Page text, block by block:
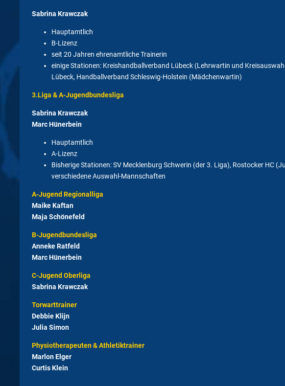
Sabrina Krawczak
Hauptamtlich
B-Lizenz
seit 20 Jahren ehrenamtliche Trainerin
einige Stationen: Kreishandballverband Lübeck (Lehrwartin und
Lübeck, Handballverband Schleswig-Holstein (Mädchenwartin)
3.Liga & A-Jugendbundesliga
Sabrina Krawczak
Marc Hünerbein
Hauptamtlich
A-Lizenz
Bisherige Stationen: SV Mecklenburg Schwerin (der 3. Liga), Rostocker HC
verschiedene Auswahl-Mannschaften
A-Jugend Regionalliga
Maike Kaftan
Maja Schönefeld
B-Jugendbundesliga
Anneke Ratfeld
Marc Hünerbein
C-Jugend Oberliga
Sabrina Krawczak
Torwarttrainer
Debbie Klijn
Julia Simon
Physiotherapeuten & Athletiktrainer
Marlon Elger
Curtis Klein